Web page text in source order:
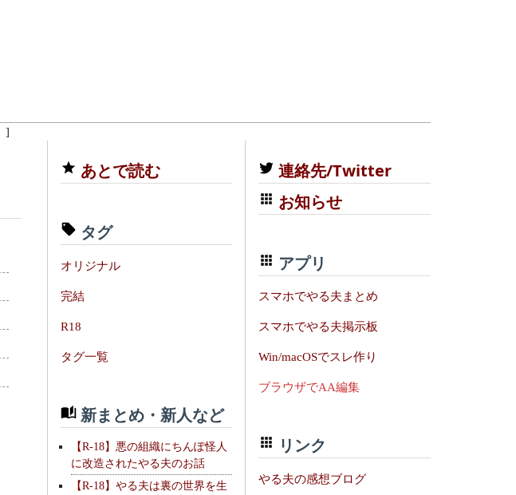
]
あとで読む
タグ
オリジナル
完結
R18
タグ一覧
新まとめ・新人など
【R-18】悪の組織にちんぽ怪人
に改造されたやる夫のお話
【R-18】やる夫は裏の世界を生
連絡先/Twitter
お知らせ
アプリ
スマホでやる夫まとめ
スマホでやる夫掲示板
Win/macOSでスレ作り
ブラウザでAA編集
リンク
やる夫の感想ブログ